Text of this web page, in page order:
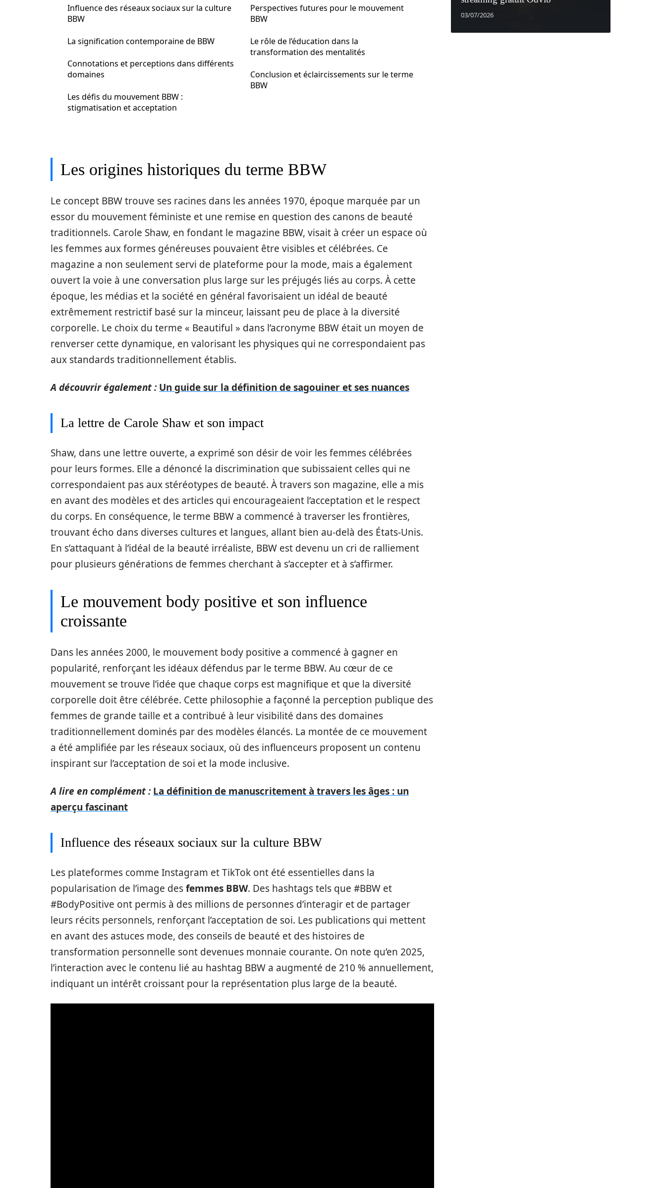
Influence des réseaux sociaux sur la culture
BBW
La signification contemporaine de BBW
Connotations et perceptions dans différents
domaines
Les défis du mouvement BBW :
stigmatisation et acceptation
Perspectives futures pour le mouvement
BBW
Le rôle de l’éducation dans la
transformation des mentalités
Conclusion et éclaircissements sur le terme
BBW
Les origines historiques du terme BBW
Le concept BBW trouve ses racines dans les années 1970, époque marquée par un
essor du mouvement féministe et une remise en question des canons de beauté
traditionnels. Carole Shaw, en fondant le magazine BBW, visait à créer un espace où
les femmes aux formes généreuses pouvaient être visibles et célébrées. Ce
magazine a non seulement servi de plateforme pour la mode, mais a également
ouvert la voie à une conversation plus large sur les préjugés liés au corps. À cette
époque, les médias et la société en général favorisaient un idéal de beauté
extrêmement restrictif basé sur la minceur, laissant peu de place à la diversité
corporelle. Le choix du terme « Beautiful » dans l’acronyme BBW était un moyen de
renverser cette dynamique, en valorisant les physiques qui ne correspondaient pas
aux standards traditionnellement établis.
A découvrir également : Un guide sur la définition de sagouiner et ses nuances
La lettre de Carole Shaw et son impact
Shaw, dans une lettre ouverte, a exprimé son désir de voir les femmes célébrées
pour leurs formes. Elle a dénoncé la discrimination que subissaient celles qui ne
correspondaient pas aux stéréotypes de beauté. À travers son magazine, elle a mis
en avant des modèles et des articles qui encourageaient l’acceptation et le respect
du corps. En conséquence, le terme BBW a commencé à traverser les frontières,
trouvant écho dans diverses cultures et langues, allant bien au-delà des États-Unis.
En s’attaquant à l’idéal de la beauté irréaliste, BBW est devenu un cri de ralliement
pour plusieurs générations de femmes cherchant à s’accepter et à s’affirmer.
Le mouvement body positive et son influence
croissante
Dans les années 2000, le mouvement body positive a commencé à gagner en
popularité, renforçant les idéaux défendus par le terme BBW. Au cœur de ce
mouvement se trouve l’idée que chaque corps est magnifique et que la diversité
corporelle doit être célébrée. Cette philosophie a façonné la perception publique des
femmes de grande taille et a contribué à leur visibilité dans des domaines
traditionnellement dominés par des modèles élancés. La montée de ce mouvement
a été amplifiée par les réseaux sociaux, où des influenceurs proposent un contenu
inspirant sur l’acceptation de soi et la mode inclusive.
A lire en complément : La définition de manuscritement à travers les âges : un
aperçu fascinant
Influence des réseaux sociaux sur la culture BBW
Les plateformes comme Instagram et TikTok ont été essentielles dans la
popularisation de l’image desfemmes BBW. Des hashtags tels que #BBW et
#BodyPositive ont permis à des millions de personnes d’interagir et de partager
leurs récits personnels, renforçant l’acceptation de soi. Les publications qui mettent
en avant des astuces mode, des conseils de beauté et des histoires de
transformation personnelle sont devenues monnaie courante. On note qu’en 2025,
l’interaction avec le contenu lié au hashtag BBW a augmenté de 210 % annuellement,
indiquant un intérêt croissant pour la représentation plus large de la beauté.
03/07/2026